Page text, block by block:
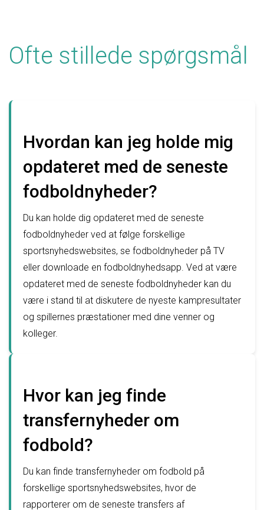
Ofte stillede spørgsmål
Hvordan kan jeg holde mig
opdateret med de seneste
fodboldnyheder?
Du kan holde dig opdateret med de seneste
fodboldnyheder ved at følge forskellige
sportsnyhedswebsites, se fodboldnyheder på TV
eller downloade en fodboldnyhedsapp. Ved at være
opdateret med de seneste fodboldnyheder kan du
være i stand til at diskutere de nyeste kampresultater
og spillernes præstationer med dine venner og
kolleger.
Hvor kan jeg finde
transfernyheder om
fodbold?
Du kan finde transfernyheder om fodbold på
forskellige sportsnyhedswebsites, hvor de
rapporterer om de seneste transfers af